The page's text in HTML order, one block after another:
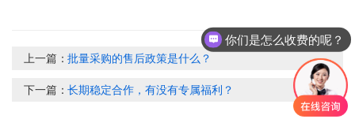
上一篇：批量采购的售后政策是什么？
下一篇：长期稳定合作，有没有专属福利？
你们是怎么收费的呢？